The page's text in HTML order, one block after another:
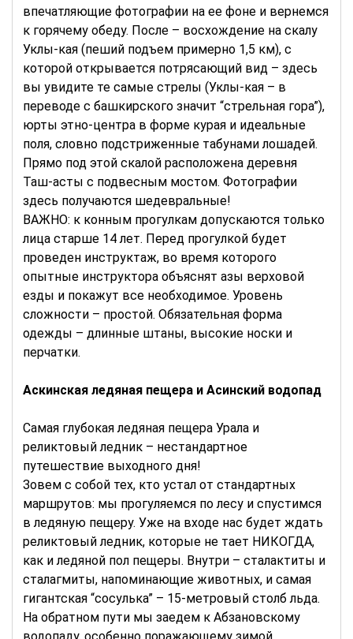
впечатляющие фотографии на ее фоне и вернемся
к горячему обеду. После – восхождение на скалу
Уклы-кая (пеший подъем примерно 1,5 км), с
которой открывается потрясающий вид – здесь
вы увидите те самые стрелы (Уклы-кая – в
переводе с башкирского значит “стрельная гора”),
юрты этно-центра в форме курая и идеальные
поля, словно подстриженные табунами лошадей.
Прямо под этой скалой расположена деревня
Таш-асты с подвесным мостом. Фотографии
здесь получаются шедевральные!
ВАЖНО: к конным прогулкам допускаются только
лица старше 14 лет. Перед прогулкой будет
проведен инструктаж, во время которого
опытные инструктора объяснят азы верховой
езды и покажут все необходимое. Уровень
сложности – простой. Обязательная форма
одежды – длинные штаны, высокие носки и
перчатки.
Аскинская ледяная пещера и Асинский водопад
Самая глубокая ледяная пещера Урала и
реликтовый ледник – нестандартное
путешествие выходного дня!
Зовем с собой тех, кто устал от стандартных
маршрутов: мы прогуляемся по лесу и спустимся
в ледяную пещеру. Уже на входе нас будет ждать
реликтовый ледник, которые не тает НИКОГДА,
как и ледяной пол пещеры. Внутри – сталактиты и
сталагмиты, напоминающие животных, и самая
гигантская “сосулька” – 15-метровый столб льда.
На обратном пути мы заедем к Абзановскому